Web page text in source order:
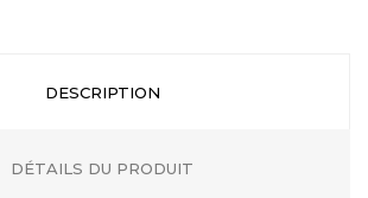
DESCRIPTION
DÉTAILS DU PRODUIT